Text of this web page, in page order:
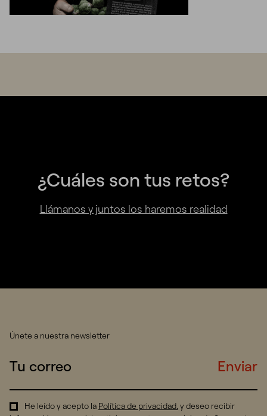
¿Cuáles son tus retos?
Llámanos y juntos los haremos realidad
Únete a nuestra newsletter
Enviar
He leído y acepto la Política de privacidad. y deseo recibir